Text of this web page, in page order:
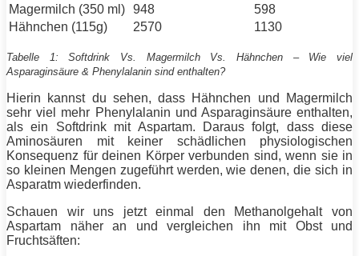
Magermilch (350 ml) 948
598
Hähnchen (115g)
2570 1130
Tabelle 1: Softdrink Vs. Magermilch Vs. Hähnchen – Wie viel
Asparaginsäure & Phenylalanin sind enthalten?
Hierin kannst du sehen, dass Hähnchen und Magermilch
sehr viel mehr Phenylalanin und Asparaginsäure enthalten,
als ein Softdrink mit Aspartam. Daraus folgt, dass diese
Aminosäuren mit keiner schädlichen physiologischen
Konsequenz für deinen Körper verbunden sind, wenn sie in
so kleinen Mengen zugeführt werden, wie denen, die sich in
Asparatm wiederfinden.
Schauen wir uns jetzt einmal den Methanolgehalt von
Aspartam näher an und vergleichen ihn mit Obst und
Fruchtsäften: